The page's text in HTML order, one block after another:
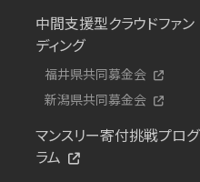
中間支援型クラウドファン
ディング
福井県共同募金会
新潟県共同募金会
マンスリー寄付挑戦プログ
ラム